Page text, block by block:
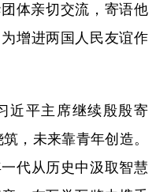
体亲切交流，寄语他
增进两国人民友谊作
平主席继续殷殷寄
，未来靠青年创造。
代从历史中汲取智慧